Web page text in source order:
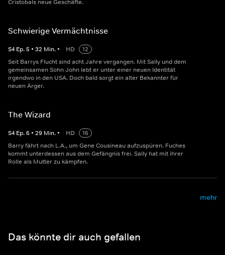
Cristobals neue Geschäfte.
Schwierige Vermächtnisse
S4 Ep.5 • 32 Min. • HD
12
Seit Barrys Flucht sind acht Jahre vergangen. Mit Sally und dem
gemeinsamen Sohn John lebt er unter einer neuen Identität
irgendwo in den USA. Doch bald sorgt ein alter Bekannter für
neuen Ärger.
The Wizard
S4 Ep.6 • 29 Min. • HD
16
Barry fährt nach L.A., um Gene Cousineau aufzuspüren. Fuches
kommt unterdessen aus dem Gefängnis frei. Sally hat mit ihrer
Rolle als Mutter zu kämpfen.
mehr
Das könnte dir auch gefallen